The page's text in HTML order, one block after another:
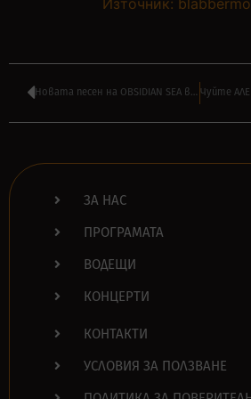
Новата песен на OBSIDIAN SEA влиза във ВАШАТА РОК класация
ЗА НАС
ПРОГРАМАТА
ВОДЕЩИ
КОНЦЕРТИ
КОНТАКТИ
УСЛОВИЯ ЗА ПОЛЗВАНЕ